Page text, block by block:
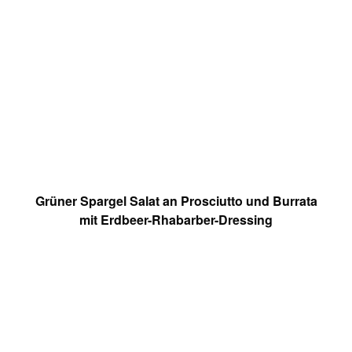
Grüner Spargel Salat an Prosciutto und Burrata
mit Erdbeer-Rhabarber-Dressing